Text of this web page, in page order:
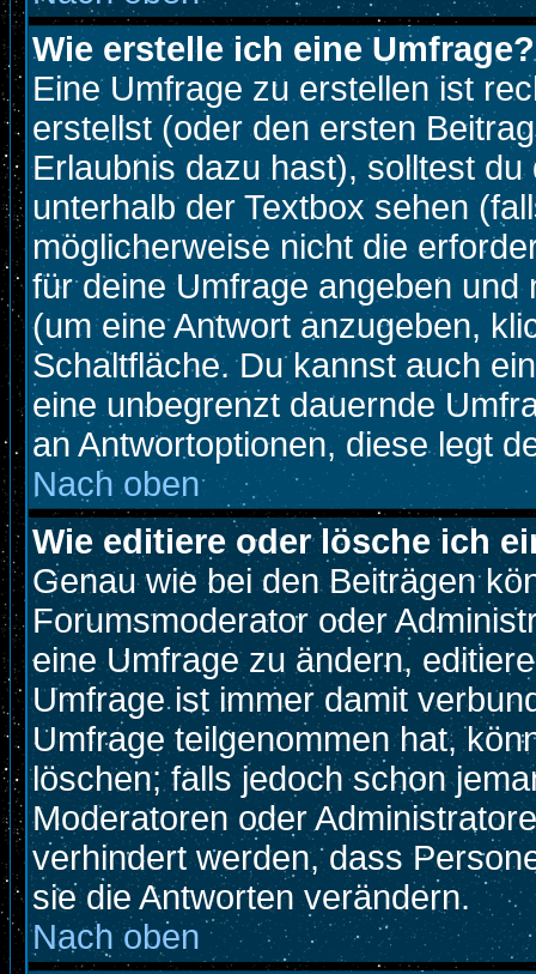
Wie erstelle ich eine Umfrage?
Eine Umfrage zu erstellen ist
erstellst (oder den ersten
Erlaubnis dazu hast), solltest
unterhalb der Textbox sehen
möglicherweise nicht die
für deine Umfrage angeben
(um eine Antwort anzugeben,
Schaltfläche. Du kannst auch
eine unbegrenzt dauernde
an Antwortoptionen, diese legt
Nach oben
Wie editiere oder lösche ich
Genau wie bei den Beiträgen
Forumsmoderator oder
eine Umfrage zu ändern,
Umfrage ist immer damit
Umfrage teilgenommen hat,
löschen; falls jedoch schon
Moderatoren oder
verhindert werden, dass
sie die Antworten verändern.
Nach oben